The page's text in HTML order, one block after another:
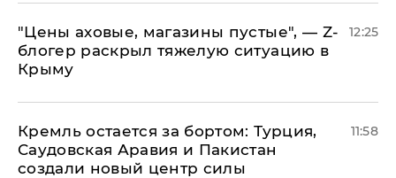
​"Цены аховые, магазины пустые", — Z-
блогер раскрыл тяжелую ситуацию в
Крыму
12:25
​Кремль остается за бортом: Турция,
Саудовская Аравия и Пакистан
создали новый центр силы
11:58